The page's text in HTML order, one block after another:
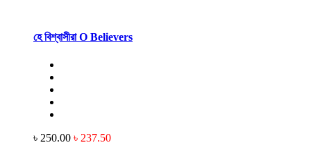
হে বিশ্বাসীরা O Believers
৳ 250.00 ৳ 237.50